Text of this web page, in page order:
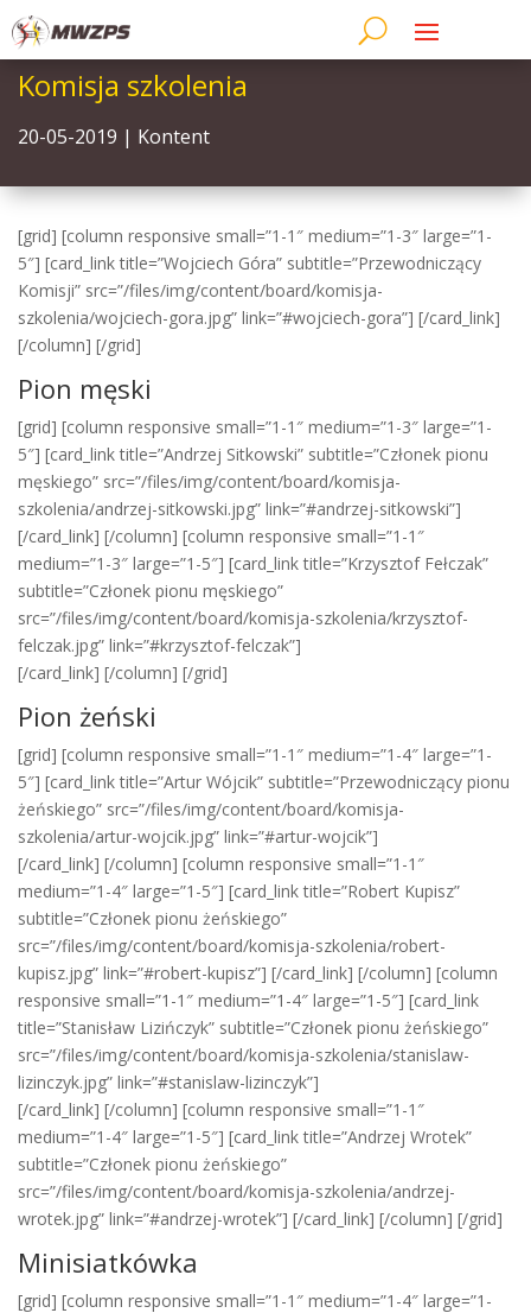
Komisja szkolenia
20-05-2019 | Kontent
[grid] [column responsive small=”1-1″ medium=”1-3″ large=”1-
5″] [card_link title=”Wojciech Góra” subtitle=”Przewodniczący
Komisji” src=”/files/img/content/board/komisja-
szkolenia/wojciech-gora.jpg” link=”#wojciech-gora”] [/card_link]
[/column] [/grid]
Pion męski
[grid] [column responsive small=”1-1″ medium=”1-3″ large=”1-
5″] [card_link title=”Andrzej Sitkowski” subtitle=”Członek pionu
męskiego” src=”/files/img/content/board/komisja-
szkolenia/andrzej-sitkowski.jpg” link=”#andrzej-sitkowski”]
[/card_link] [/column] [column responsive small=”1-1″
medium=”1-3″ large=”1-5″] [card_link title=”Krzysztof Fełczak”
subtitle=”Członek pionu męskiego”
src=”/files/img/content/board/komisja-szkolenia/krzysztof-
felczak.jpg” link=”#krzysztof-felczak”]
[/card_link] [/column] [/grid]
Pion żeński
[grid] [column responsive small=”1-1″ medium=”1-4″ large=”1-
5″] [card_link title=”Artur Wójcik” subtitle=”Przewodniczący pionu
żeńskiego” src=”/files/img/content/board/komisja-
szkolenia/artur-wojcik.jpg” link=”#artur-wojcik”]
[/card_link] [/column] [column responsive small=”1-1″
medium=”1-4″ large=”1-5″] [card_link title=”Robert Kupisz”
subtitle=”Członek pionu żeńskiego”
src=”/files/img/content/board/komisja-szkolenia/robert-
kupisz.jpg” link=”#robert-kupisz”] [/card_link] [/column] [column
responsive small=”1-1″ medium=”1-4″ large=”1-5″] [card_link
title=”Stanisław Lizińczyk” subtitle=”Członek pionu żeńskiego”
src=”/files/img/content/board/komisja-szkolenia/stanislaw-
lizinczyk.jpg” link=”#stanislaw-lizinczyk”]
[/card_link] [/column] [column responsive small=”1-1″
medium=”1-4″ large=”1-5″] [card_link title=”Andrzej Wrotek”
subtitle=”Członek pionu żeńskiego”
src=”/files/img/content/board/komisja-szkolenia/andrzej-
wrotek.jpg” link=”#andrzej-wrotek”] [/card_link] [/column] [/grid]
Minisiatkówka
[grid] [column responsive small=”1-1″ medium=”1-4″ large=”1-